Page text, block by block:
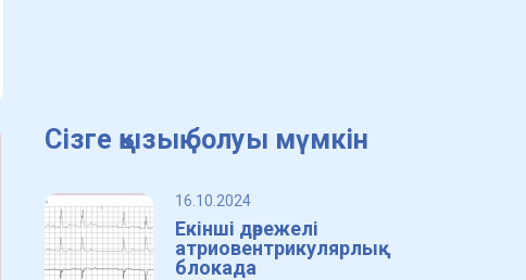
Сізге қызық болуы мүмкін
16.10.2024
Екінші дәрежелі
атриовентрикулярлық
блокада